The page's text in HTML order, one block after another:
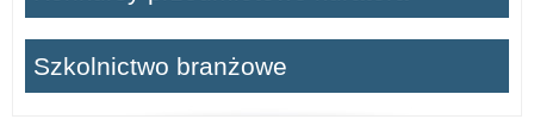
Szkolnictwo branżowe